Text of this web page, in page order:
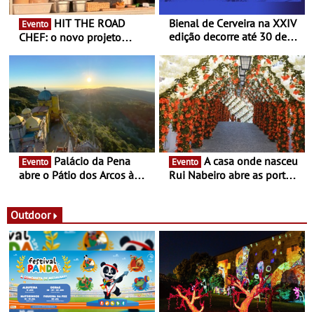
Evento
CHEF: o novo projeto
Queiroz Ribeiro - Um novo
conceito gastronómico
itinerante que percorre
Portugal
Bienal de Cerveira na XXIV
edição decorre até 30 de
enquanto “Territórios sem
Fronteira”
Evento
abre o Pátio dos Arcos à
Evento
Rui Nabeiro abre as portas
16 de agosto
Outdoor